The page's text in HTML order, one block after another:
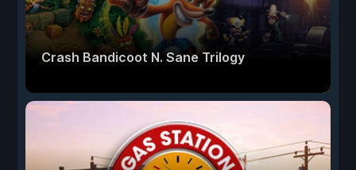
Crash Bandicoot N. Sane Trilogy